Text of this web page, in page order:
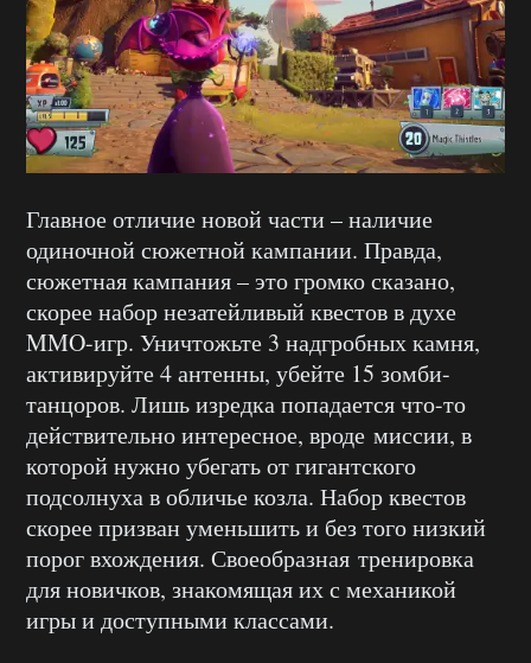
Главное отличие новой части – наличие
одиночной сюжетной кампании. Правда,
сюжетная кампания – это громко сказано,
скорее набор незатейливый квестов в духе
MMO-игр. Уничтожьте 3 надгробных камня,
активируйте 4 антенны, убейте 15 зомби-
танцоров. Лишь изредка попадается что-то
действительно интересное, вроде миссии, в
которой нужно убегать от гигантского
подсолнуха в обличье козла. Набор квестов
скорее призван уменьшить и без того низкий
порог вхождения. Своеобразная тренировка
для новичков, знакомящая их с механикой
игры и доступными классами.